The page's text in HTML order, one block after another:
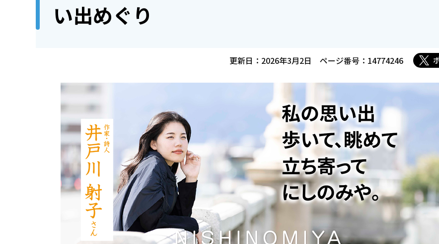
い出めぐり
更新日：2026年3月2日 ページ番号：14774246